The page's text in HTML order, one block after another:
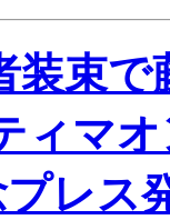
装束で
ィマ
レス